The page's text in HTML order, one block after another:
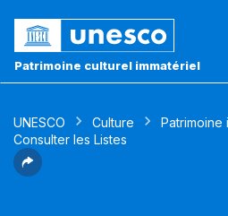
Patrimoine culturel immatériel
UNESCO Culture Patrimoine
Consulter les Listes